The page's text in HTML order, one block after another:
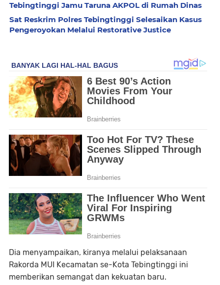
Tebingtinggi Jamu Taruna AKPOL di Rumah Dinas
Sat Reskrim Polres Tebingtinggi Selesaikan Kasus
Pengeroyokan Melalui Restorative Justice
Dia menyampaikan, kiranya melalui pelaksanaan
Rakorda MUI Kecamatan se-Kota Tebingtinggi ini
memberikan semangat dan kekuatan baru.